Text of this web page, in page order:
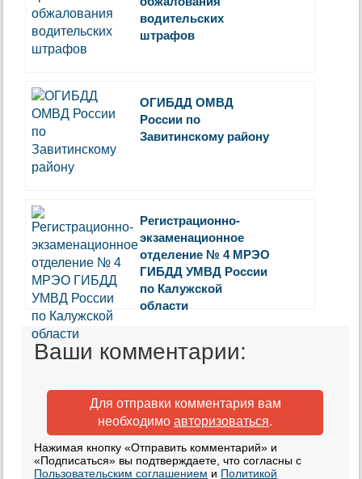
водительских
штрафов
ОГИБДД ОМВД
России по
Завитинскому району
Регистрационно-
экзаменационное
отделение № 4 МРЭО
ГИБДД УМВД России
по Калужской
области
Ваши комментарии:
Для отправки комментария вам
необходимо авторизоваться.
Нажимая кнопку «Отправить комментарий» и
«Подписаться» вы подтверждаете, что согласны с
Пользовательским соглашением и Политикой